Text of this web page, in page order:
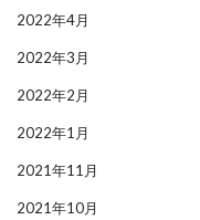
2022年4月
2022年3月
2022年2月
2022年1月
2021年11月
2021年10月